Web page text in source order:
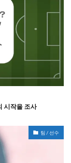
시작을 조사
팀 / 선수